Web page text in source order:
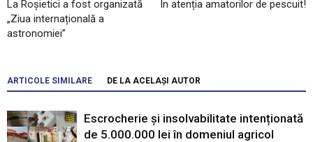
La Roșietici a fost organizată
„Ziua internațională a
astronomiei”
În atenția amatorilor de pescuit!
ARTICOLE SIMILARE DE LA ACELAȘI AUTOR
Escrocherie și insolvabilitate intenționată
de 5.000.000 lei în domeniul agricol